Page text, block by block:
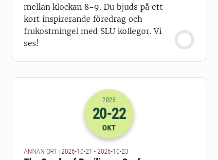
mellan klockan 8-9. Du bjuds på ett
kort inspirerande föredrag och
frukostmingel med SLU kollegor. Vi
ses!
2026-20-10 22:00
2026
20-22
OKT
ANNAN ORT | 2026-10-21 - 2026-10-23